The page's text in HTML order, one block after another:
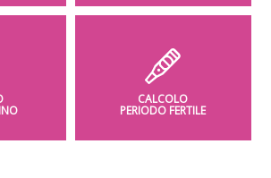
CALCOLO
PERIODO FERTILE